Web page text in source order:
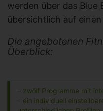
werden über das Blue
übersichtlich auf
Die angebotenen
Überblick:
– zwölf Programme mit
– ein individuell